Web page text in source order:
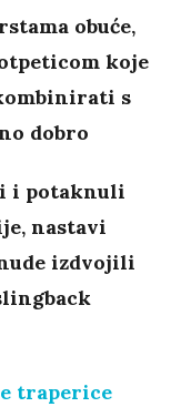
obuće,
koje
s
dobro
i potaknuli
nastavi
izdvojili
traperice